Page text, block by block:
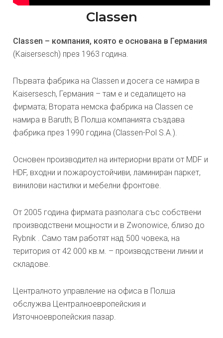
Classen
Classen – компания, която е основана в Германия
(Kaisersesch) през 1963 година.
Първата фабрика на Classen и досега се намира в
Kaisersesch, Германия – там е и седалището на
фирмата; Втората немска фабрика на Classen се
намира в Baruth; В Полша компанията създава
фабрика през 1990 година (Classen-Pol S.A.).
Основен производител на интериорни врати от MDF и
HDF, входни и пожароустойчиви, ламиниран паркет,
винилови настилки и мебелни фронтове.
От 2005 година фирмата разполага със собствени
производствени мощности и в Zwonowice, близо до
Rybnik . Само там работят над 500 човека, на
територия от 42 000 кв.м. – производствени линии и
складове.
Централното управление на офиса в Полша
обслужва Централноевропейския и
Източноевропейския пазар.